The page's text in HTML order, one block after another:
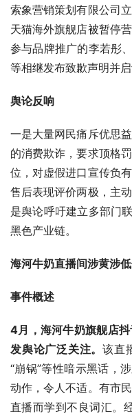
索象营销策划有限公司
天猫海外旗舰店被暂停
参与品牌推广的李若彤
等相继发布致歉声明并启
舆论反响
一是大量网民痛斥优思
的消费欺诈，要求顶格
位，对虚假进口宣传负
售后表现评价两极，主
是舆论呼吁建立多部门
黑色产业链。
海河牛奶直播间涉黄涉
事件概述
4月，海河牛奶旗舰店
发舆论广泛关注。 该直
“崩锅”等性暗示黑话，
动作，令人不适。有市
直播而学到不良词汇。